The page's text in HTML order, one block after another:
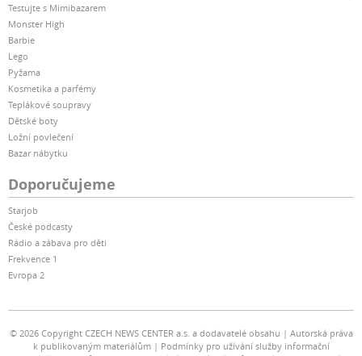
Testujte s Mimibazarem
Monster High
Barbie
Lego
Pyžama
Kosmetika a parfémy
Teplákové soupravy
Dětské boty
Ložní povlečení
Bazar nábytku
Doporučujeme
Starjob
České podcasty
Rádio a zábava pro děti
Frekvence 1
Evropa 2
© 2026 Copyright CZECH NEWS CENTER a.s. a dodavatelé obsahu
Autorská práva
k publikovaným materiálům
Podmínky pro užívání služby informační